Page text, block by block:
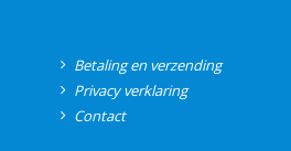
Betaling en verzending
Privacy verklaring
Contact